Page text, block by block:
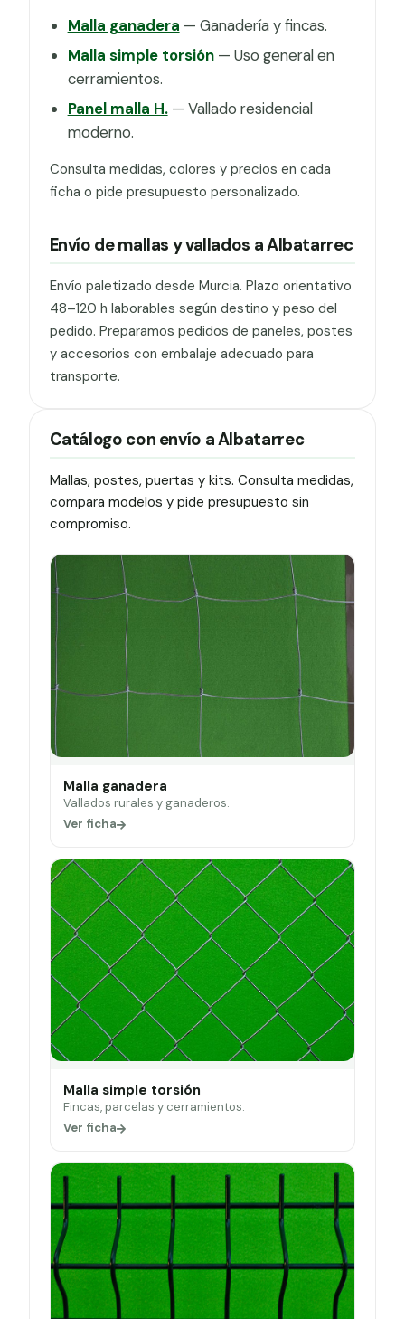
Malla ganadera — Ganadería y fincas.
Malla simple torsión— Uso general en
cerramientos.
Panel malla H.— Vallado residencial
moderno.
Consulta medidas, colores y precios en cada
ficha o pide presupuesto personalizado.
Envío de mallas y vallados a Albatarrec
Envío paletizado desde Murcia. Plazo orientativo
48–120 h laborables según destino y peso del
pedido. Preparamos pedidos de paneles, postes
y accesorios con embalaje adecuado para
transporte.
Catálogo con envío a Albatarrec
Mallas, postes, puertas y kits. Consulta medidas,
compara modelos y pide presupuesto sin
compromiso.
Malla ganadera
Vallados rurales y ganaderos.
Ver ficha
Malla simple torsión
Fincas, parcelas y cerramientos.
Ver ficha